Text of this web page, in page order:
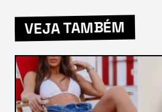
VEJA TAMBÉM